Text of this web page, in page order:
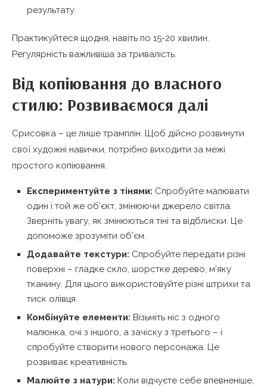
результату.
Практикуйтеся щодня, навіть по 15-20 хвилин.
Регулярність важливіша за тривалість.
Від копіювання до власного
стилю: Розвиваємося далі
Срисовка – це лише трамплін. Щоб дійсно розвинути
свої художні навички, потрібно виходити за межі
простого копіювання.
Експериментуйте з тінями: Спробуйте малювати
один і той же об’єкт, змінюючи джерело світла.
Зверніть увагу, як змінюються тіні та відблиски. Це
допоможе зрозуміти об’єм.
Додавайте текстури: Спробуйте передати різні
поверхні – гладке скло, шорстке дерево, м’яку
тканину. Для цього використовуйте різні штрихи та
тиск олівця.
Комбінуйте елементи: Візьміть ніс з одного
малюнка, очі з іншого, а зачіску з третього – і
спробуйте створити нового персонажа. Це
розвиває креативність.
Малюйте з натури: Коли відчуєте себе впевненіше,